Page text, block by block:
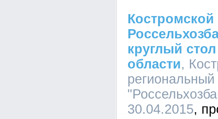
круглый
области,
30.04.2015